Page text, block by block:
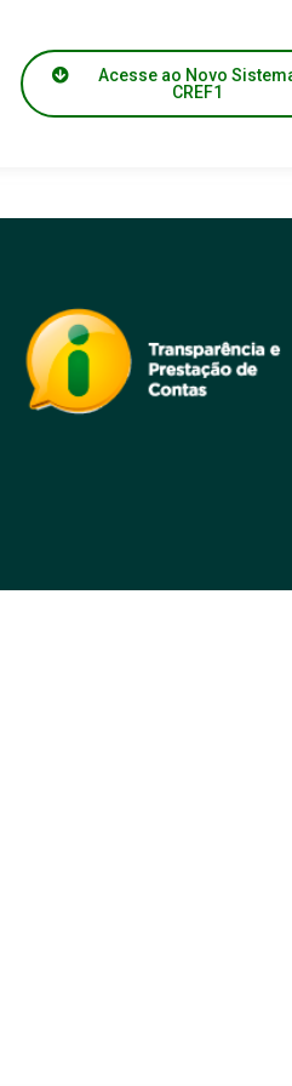
Acesse ao Novo
CREF1